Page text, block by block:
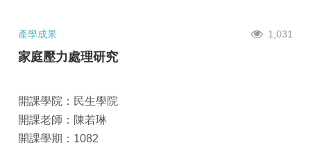
產學成果 1,031
家庭壓力處理研究
開課學院：民生學院
開課老師：陳若琳
開課學期：1082